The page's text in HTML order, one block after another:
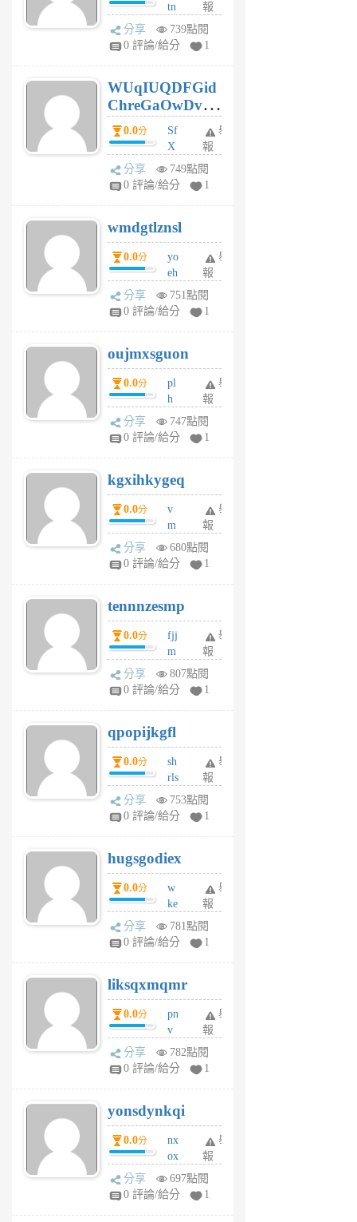
tn
jt
gl
個
月
前
報
分享
739點閱
0 評論/給分
1
WUqIUQDFGid
ChreGaOwDv
dY0.0分
Sf
X
Pe
Jc
R
P
m
v
A
V
個
月
前
舉
報
分享
749點閱
0 評論/給分
1
wmdgtlznsl
0.0分
yo
eh
ld
gy
個
月
前
舉
報
分享
751點閱
0 評論/給分
1
oujmxsguon
0.0分
pl
h
wi
w
6
個
月
前
舉
報
分享
747點閱
0 評論/給分
1
kgxihkygeq
0.0分
v
m
sg
sr
6
個
月
前
舉
報
分享
680點閱
0 評論/給分
1
tennnzesmp
0.0分
fjj
m
w
rs
6
個
月
前
舉
報
分享
807點閱
0 評論/給分
1
qpopijkgfl
0.0分
sh
rls
k
m
6
個
月
前
舉
報
分享
753點閱
0 評論/給分
1
hugsgodiex
0.0分
w
ke
rv
pj
6
個
月
前
舉
報
分享
781點閱
0 評論/給分
1
liksqxmqmr
0.0分
pn
v
wt
sv
6
個
月
前
舉
報
分享
782點閱
0 評論/給分
1
yonsdynkqi
0.0分
nx
ox
rh
pe
舉
報
分享
697點閱
0 評論/給分
1